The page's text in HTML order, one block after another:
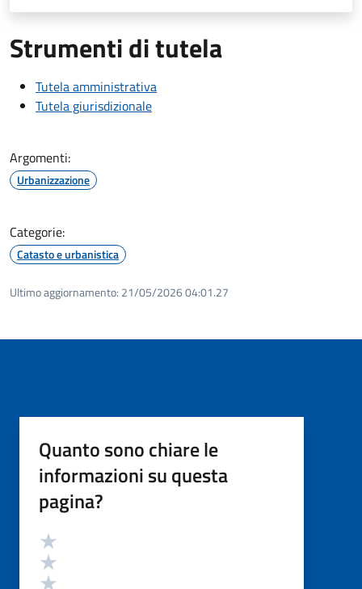
Strumenti di tutela
Tutela amministrativa
Tutela giurisdizionale
Argomenti:
Urbanizzazione
Categorie:
Catasto e urbanistica
Ultimo aggiornamento: 21/05/2026 04:01.27
Quanto sono chiare le
informazioni su questa
pagina?
Valutazione